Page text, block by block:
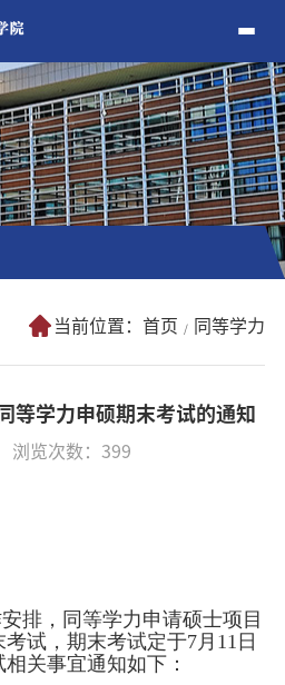
当前位置： 首页 同等学力
等学力申硕期末考试的通知
浏览次数： 399
排，同等学力申请硕士项目
考试，期末考试定于7月 11 日
关事宜通知如下：